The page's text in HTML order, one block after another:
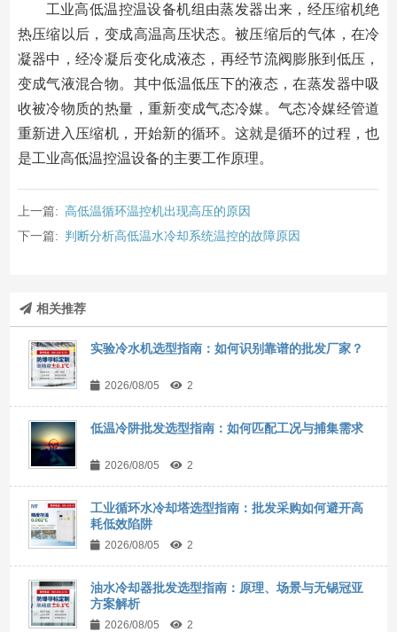
工业高低温控温设备机组由蒸发器出来，经压缩机绝
热压缩以后，变成高温高压状态。被压缩后的气体，在冷
凝器中，经冷凝后变化成液态，再经节流阀膨胀到低压，
变成气液混合物。其中低温低压下的液态，在蒸发器中吸
收被冷物质的热量，重新变成气态冷媒。气态冷媒经管道
重新进入压缩机，开始新的循环。这就是循环的过程，也
是工业高低温控温设备的主要工作原理。
上一篇: 高低温循环温控机出现高压的原因
下一篇: 判断分析高低温水冷却系统温控的故障原因
相关推荐
实验冷水机选型指南：如何识别靠谱的批发厂家？
2026/08/05 2
低温冷阱批发选型指南：如何匹配工况与捕集需求
2026/08/05 2
工业循环水冷却塔选型指南：批发采购如何避开高
耗低效陷阱
2026/08/05 2
油水冷却器批发选型指南：原理、场景与无锡冠亚
方案解析
2026/08/05 2